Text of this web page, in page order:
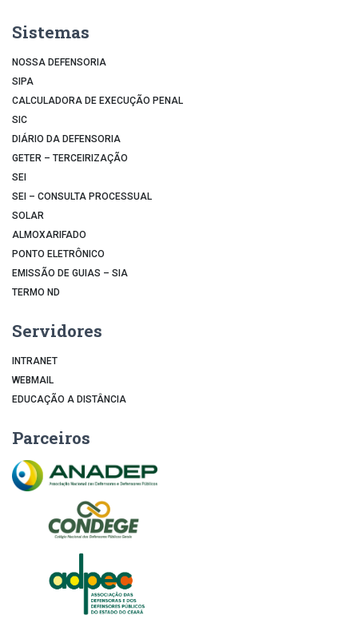
Sistemas
NOSSA DEFENSORIA
SIPA
CALCULADORA DE EXECUÇÃO PENAL
SIC
DIÁRIO DA DEFENSORIA
GETER – TERCEIRIZAÇÃO
SEI
SEI – CONSULTA PROCESSUAL
SOLAR
ALMOXARIFADO
PONTO ELETRÔNICO
EMISSÃO DE GUIAS – SIA
TERMO ND
Servidores
INTRANET
WEBMAIL
EDUCAÇÃO A DISTÂNCIA
Parceiros